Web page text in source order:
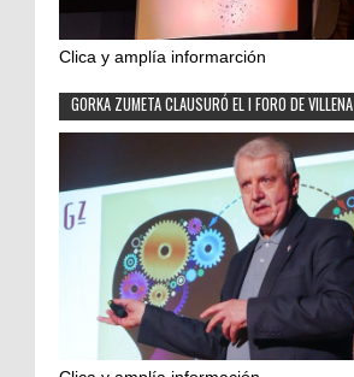
Clica y amplía informarción
GORKA ZUMETA CLAUSURÓ EL I FORO DE VILLENA